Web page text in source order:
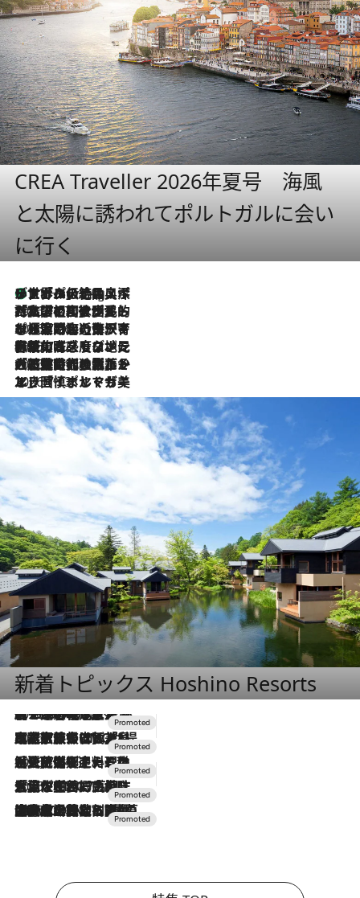
CREA Traveller 2026年夏号 海風
と太陽に誘われてポルトガルに会い
に行く
11 Hours Ago
リスボンの絶品スイーツ「パステル・デ・ナタ」とは？ポルトガル伝統の奥深い世界へ
2026.7.27
「私の祖国はポルトガル語です」国民的詩人フェルナンド・ペソアと、彼が愛した文学の街を歩く
2026.7.26
ポルトガル近海が育む極上の海の幸。キリリと冷えた白ワインと愉しむ、シーフード専門店の贅沢
2026.7.22
伝統の味をモダンに昇華。高感度な地元客が集う、リスボンの最旬ガストロノミー
2026.7.21
大航海時代の栄華から、震災、独裁、そして革命へ。ポルトガル・首都リスボンの石畳に刻まれた「歴史の光と影」
2026.7.13
エッセイ・ヤマザキマリ「慎ましくも美しき国 ポルトガル」
新着トピックス Hoshino Resorts
2026.8.7
【トンボの足水浴】ヒノキの香りに包まれて涼感マックス！約13℃の湧水かけ流しを避暑地「星野温泉 トンボの湯」で体験
2026.7.31
【ホテル帰省】という選択肢をOMOが提案。家族とほどよい距離を保つには「昼は実家、夜は気兼ねなくホテルで！」
2026.7.24
【夏限定ディナーコース】旬を迎える稚鮎や花ズッキーニなどをイタリア・トスカーナの郷土料理の手法で満喫！
2026.7.17
「土佐和ハーブかき氷」がOMO7高知に登場！生姜、山椒、大葉など目にも舌にも涼を呼ぶ郷土の味
2026.7.10
NEW OPEN！【界 草津】名湯の地に誕生。趣の異なる2種の温泉と上州ならではの会席・蕎麦割烹など美食を味わう究極の癒やし旅